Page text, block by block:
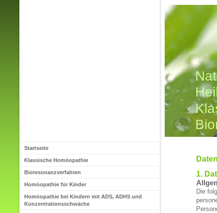
1.
Die
Startseite
Klassische Homöopathie
Bioresonanzverfahren
Homöopathie für Kinder
Homöopathie bei Kindern mit ADS, ADHS und
Konzentrationsschwäche